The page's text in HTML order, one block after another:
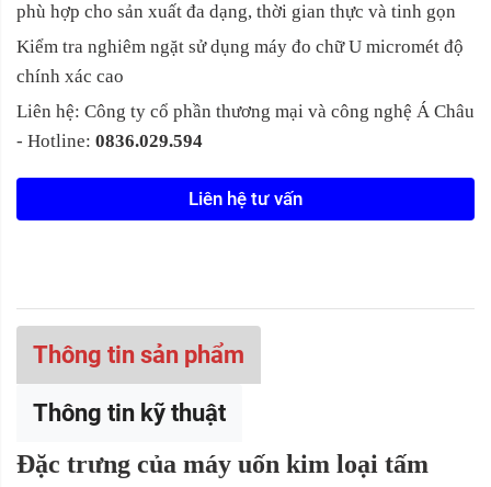
phù hợp cho sản xuất đa dạng, thời gian thực và tinh gọn
Kiểm tra nghiêm ngặt sử dụng máy đo chữ U micromét độ
chính xác cao
Liên hệ: Công ty cổ phần thương mại và công nghệ Á Châu
- Hotline: 0836.029.594
Liên hệ tư vấn
Thông tin sản phẩm
Thông tin kỹ thuật
Đặc trưng của máy uốn kim loại tấm